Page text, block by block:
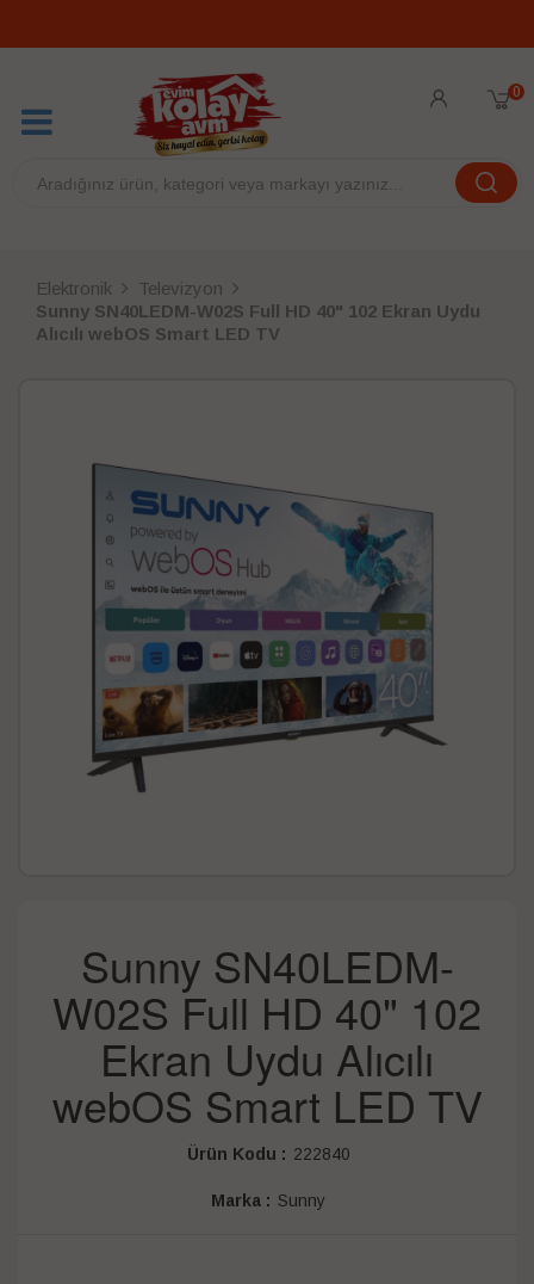
0
Elektronik
Televizyon
Sunny SN40LEDM-W02S Full HD 40" 102 Ekran Uydu
Alıcılı webOS Smart LED TV
Sunny SN40LEDM-
W02S Full HD 40" 102
Ekran Uydu Alıcılı
webOS Smart LED TV
Ürün Kodu : 222840
Marka : Sunny